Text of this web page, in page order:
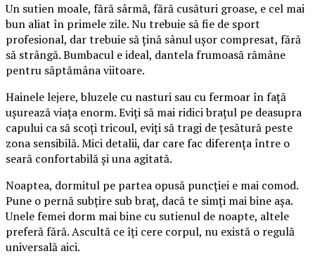
Un sutien moale, fără sârmă, fără cusături groase, e cel mai
bun aliat în primele zile. Nu trebuie să fie de sport
profesional, dar trebuie să țină sânul ușor compresat, fără
să strângă. Bumbacul e ideal, dantela frumoasă rămâne
pentru săptămâna viitoare.
Hainele lejere, bluzele cu nasturi sau cu fermoar în față
ușurează viața enorm. Eviți să mai ridici brațul pe deasupra
capului ca să scoți tricoul, eviți să tragi de țesătură peste
zona sensibilă. Mici detalii, dar care fac diferența între o
seară confortabilă și una agitată.
Noaptea, dormitul pe partea opusă puncției e mai comod.
Pune o pernă subțire sub braț, dacă te simți mai bine așa.
Unele femei dorm mai bine cu sutienul de noapte, altele
preferă fără. Ascultă ce îți cere corpul, nu există o regulă
universală aici.